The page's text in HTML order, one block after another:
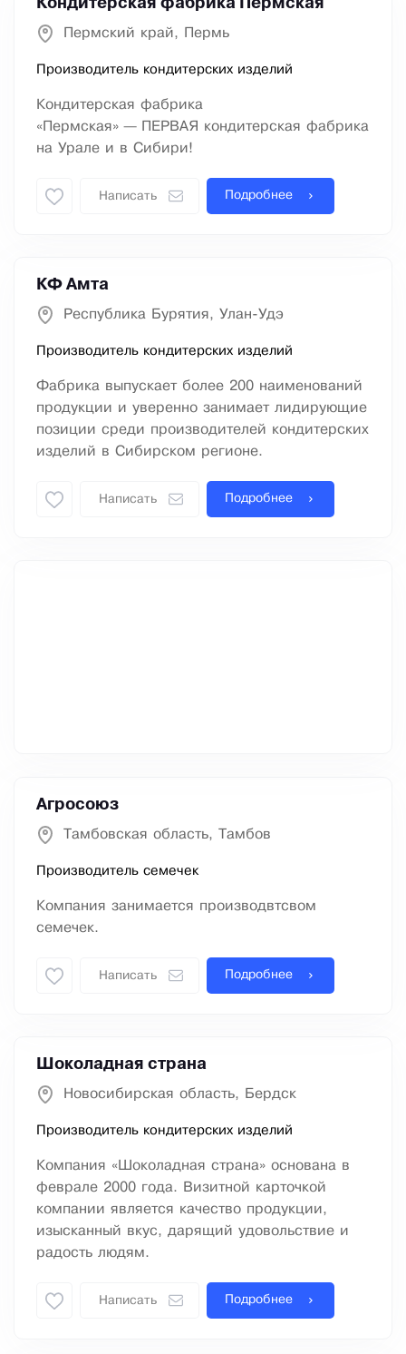
Кондитерская фабрика Пермская
Пермский край, Пермь
Производитель кондитерских изделий
Кондитерская фабрика
«Пермская» — ПЕРВАЯ кондитерская фабрика
на Урале и в Сибири!
Написать Подробнее
КФ Амта
Республика Бурятия, Улан-Удэ
Производитель кондитерских изделий
Фабрика выпускает более 200 наименований
продукции и уверенно занимает лидирующие
позиции среди производителей кондитерских
изделий в Сибирском регионе.
Написать Подробнее
Агросоюз
Тамбовская область, Тамбов
Производитель семечек
Компания занимается производвтсвом
семечек.
Написать Подробнее
Шоколадная страна
Новосибирская область, Бердск
Производитель кондитерских изделий
Компания «Шоколадная страна» основана в
феврале 2000 года. Визитной карточкой
компании является качество продукции,
изысканный вкус, дарящий удовольствие и
радость людям.
Написать Подробнее